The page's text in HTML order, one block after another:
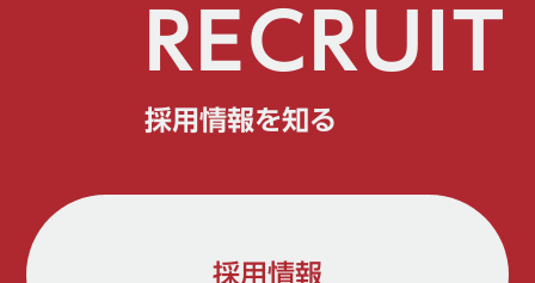
RECRUIT
採用情報を知る
採用情報